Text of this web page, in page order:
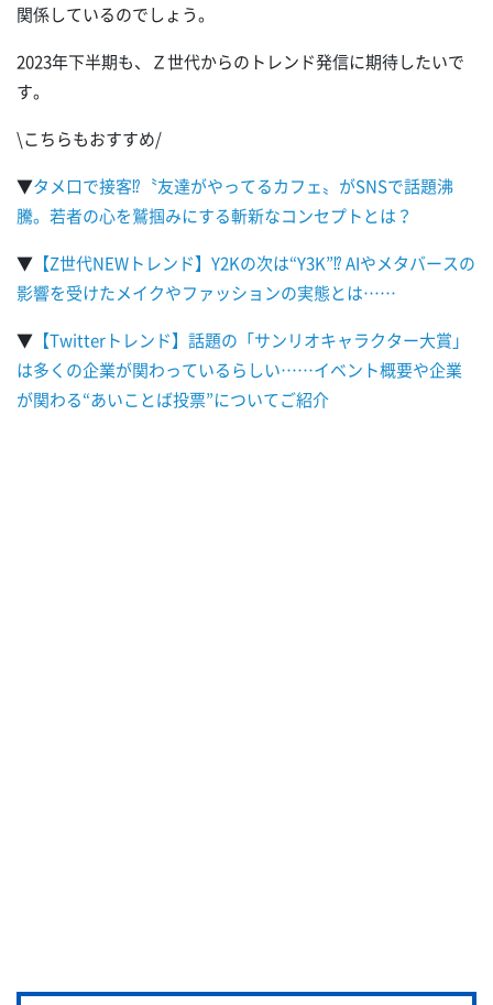
関係しているのでしょう。
2023年下半期も、Ｚ世代からのトレンド発信に期待したいで
す。
\こちらもおすすめ/
▼タメ口で接客⁉〝友達がやってるカフェ〟がSNSで話題沸
騰。若者の心を鷲掴みにする斬新なコンセプトとは？
▼ 【Z世代NEWトレンド】Y2Kの次は“Y3K”⁉ AIやメタバースの
影響を受けたメイクやファッションの実態とは……
▼ 【Twitterトレンド】話題の「サンリオキャラクター大賞」
は多くの企業が関わっているらしい……イベント概要や企業
が関わる“あいことば投票”についてご紹介